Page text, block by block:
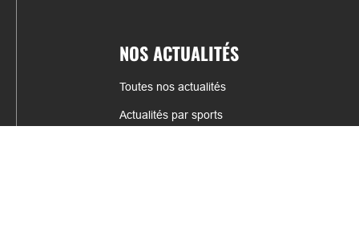
NOS ACTUALITÉS
Toutes nos actualités
Actualités par sports